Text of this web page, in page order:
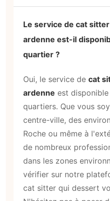
Le service de cat
ardenne est-il
quartier ?
Oui, le service de cat
ardenne est
quartiers. Que vous
centre-ville, des
Roche ou même à
de nombreux
dans les zones
vérifier sur notre
cat sitter qui dessert